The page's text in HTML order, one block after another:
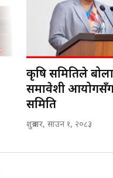
कृषि समितिले
समावेशी
समिति
शुक्रबार, साउन १, २०८३